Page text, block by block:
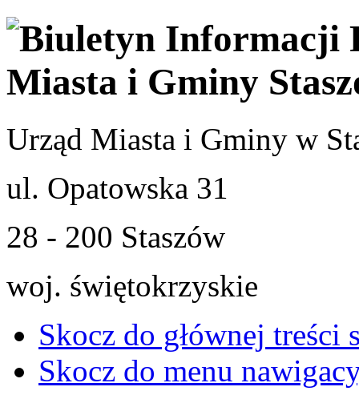
Urząd Miasta i Gminy w
ul. Opatowska 31
28 - 200 Staszów
woj. świętokrzyskie
Skocz do głównej treści
Skocz do menu